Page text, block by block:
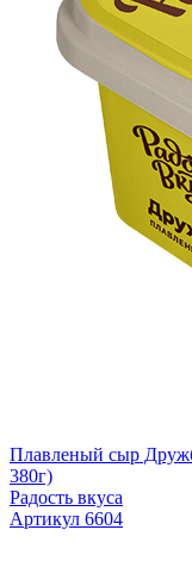
Плавленый сыр
380г)
Радость вкуса
Артикул 6604